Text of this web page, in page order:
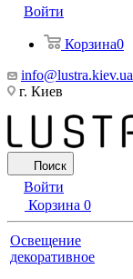
Войти
Корзина0
info@lustra.kiev.ua
г. Киев
Поиск
Войти
Корзина 0
Освещение
декоративное